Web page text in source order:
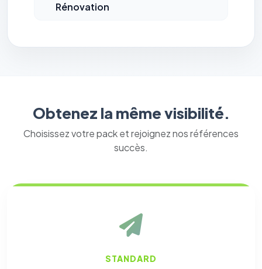
Rénovation
Obtenez la même visibilité.
Choisissez votre pack et rejoignez nos références
succès.
STANDARD